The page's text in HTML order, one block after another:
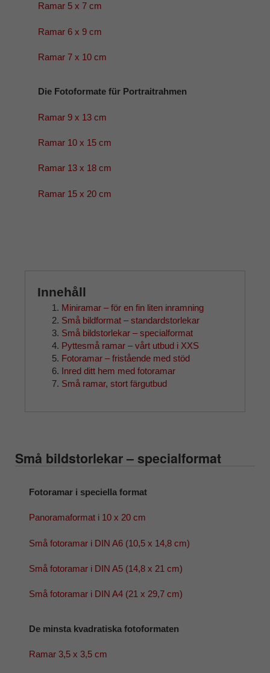
Ramar 5 x 7 cm
Ramar 6 x 9 cm
Ramar 7 x 10 cm
Die Fotoformate für Portraitrahmen
Ramar 9 x 13 cm
Ramar 10 x 15 cm
Ramar 13 x 18 cm
Ramar 15 x 20 cm
Innehåll
Miniramar – för en fin liten inramning
Små bildformat – standardstorlekar
Små bildstorlekar – specialformat
Pyttesmå ramar – vårt utbud i XXS
Fotoramar – fristående med stöd
Inred ditt hem med fotoramar
Små ramar, stort färgutbud
Små bildstorlekar – specialformat
Fotoramar i speciella format
Panoramaformat i 10 x 20 cm
Små fotoramar i DIN A6 (10,5 x 14,8 cm)
Små fotoramar i DIN A5 (14,8 x 21 cm)
Små fotoramar i DIN A4 (21 x 29,7 cm)
De minsta kvadratiska fotoformaten
Ramar 3,5 x 3,5 cm